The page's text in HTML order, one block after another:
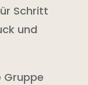
Schritt
und
Gruppe